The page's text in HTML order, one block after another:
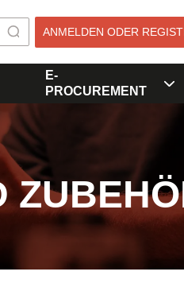
ANMELDEN ODER
E-
PROCUREMENT